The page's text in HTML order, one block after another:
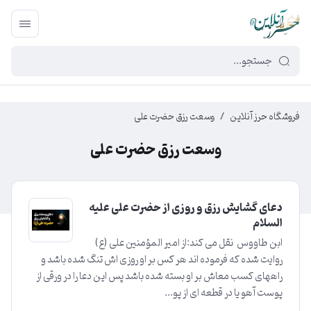
449f43cf-3da2-4422-bb12-2566cb5b8b05
فروشگاه حرز آنلاین / وسعت رزق حضرت علی
وسعت رزق حضرت علی
دعای گشایش رزق و روزی از حضرت علی علیه
السلام
ابن طاووس نقل می کند:از امیر المؤمنین علی (ع)
روایت شده که فرموده اند هر کس بر او روزی اش تنگ شده باشد و
راههای کسب معاش بر او بسته شده باشد پس این دعا را در ورقی از
پوست آهو یا در قطعه ای از پو...